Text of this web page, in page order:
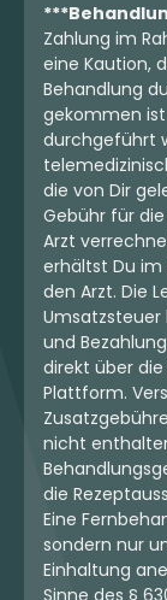
Zahlung im
eine Kaution,
Behandlung
gekommen
durchgeführt
die von Dir
Gebühr für
Arzt
erhältst Du im
den Arzt. Die
und
direkt über
Plattform.
nicht
die
Eine
sondern nur
Einhaltung